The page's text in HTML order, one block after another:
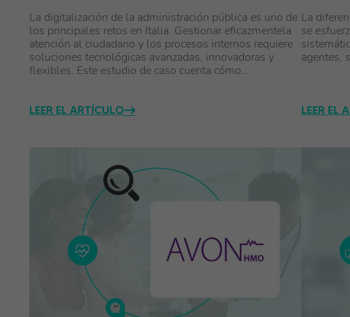
La digitalización de la administración pública es uno de
los principales retos en Italia. Gestionar eficazmentela
atención al ciudadano y los procesos internos requiere
soluciones tecnológicas avanzadas, innovadoras y
flexibles. Este estudio de caso cuenta cómo…
LEER EL ARTÍCULO
La
se
agentes,
LEER EL